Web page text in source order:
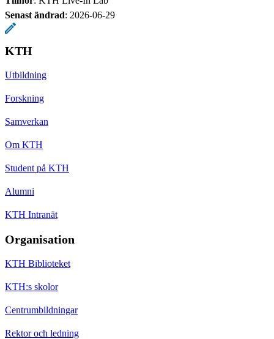
Senast ändrad: 2026-06-29
KTH
Utbildning
Forskning
Samverkan
Om KTH
Student på KTH
Alumni
KTH Intranät
Organisation
KTH Biblioteket
KTH:s skolor
Centrumbildningar
Rektor och ledning